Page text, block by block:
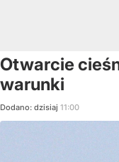
Otwarcie
warunki
Dodano: dzisiaj 11:00